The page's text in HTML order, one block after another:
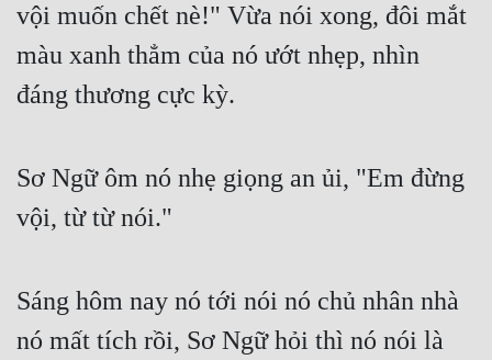
Đồng Nhân
Cẩu Đạo Trường Sinh
Truyện Nam
Truyện Nữ
Xây Dựng Thế Lực
vội muốn chết nè!" Vừa nói xong, đôi mắt
màu xanh thẳm của nó ướt nhẹp, nhìn
đáng thương cực kỳ.
Sơ Ngữ ôm nó nhẹ giọng an ủi, "Em đừng
vội, từ từ nói."
Sáng hôm nay nó tới nói nó chủ nhân nhà
nó mất tích rồi, Sơ Ngữ hỏi thì nó nói là